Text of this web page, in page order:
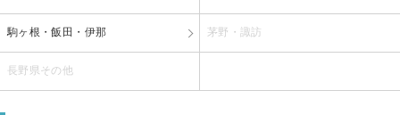
駒ヶ根・飯田・伊那 茅野・諏訪
長野県その他